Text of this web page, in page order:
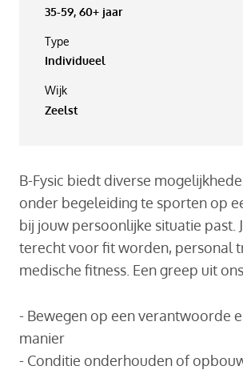
35-59, 60+ jaar
Type
Individueel
Wijk
Zeelst
B-Fysic biedt diverse
onder begeleiding te sporten op
bij jouw persoonlijke situatie past.
terecht voor fit worden, personal
medische fitness. Een greep uit
- Bewegen op een verantwoorde
manier
- Conditie onderhouden of